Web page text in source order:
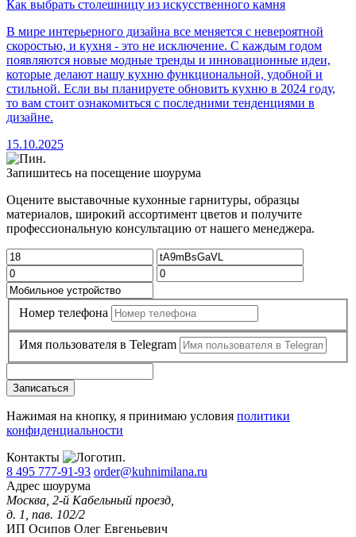
Как выбрать столешницу из искусственного камня
В мире интерьерного дизайна все меняется с невероятной
скоростью, и кухня - это не исключение. С каждым годом
появляются новые модные тренды и инновационные идеи,
которые делают нашу кухню функциональной, удобной и
стильной. Если вы планируете обновить кухню в 2024 году,
то вам стоит ознакомиться с последними тенденциями в
дизайне.
15.10.2025
Запишитесь на посещение шоурума
Оцените выставочные кухонные гарнитуры, образцы
материалов, широкий ассортимент цветов и получите
профессиональную консультацию от нашего менеджера.
Номер телефона
Имя пользователя в Telegram
Записаться
Нажимая на кнопку, я принимаю условия политики
конфиденциальности
Контакты
8 495 777-91-93 order@kuhnimilana.ru
Адрес шоурума
Москва, 2-й Кабельный проезд,
д. 1, пав. 102/2
ИП Осипов Олег Евгеньевич